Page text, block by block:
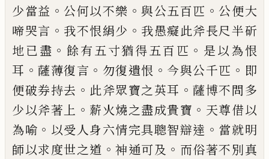
少當益 。公何以不樂 。與公五百匹 。公便大
啼哭言 。 我不恨絹少 。 我愚癡此斧長尺半斫
地已盡 。餘有五寸猶得五百匹 。 是以為恨
耳 。薩薄復言 。 勿復遺恨 。 今與公千匹 。 即
便破券持去 。 此斧眾寶之英耳 。薩博不問多
少以斧著上 。 薪火燒之盡成貴寶 。 天尊借以
為喻 。 以受人身六情完具聰智辯達 。 當就明
師以求度世之道 。神通可及 。 而俗著不別真